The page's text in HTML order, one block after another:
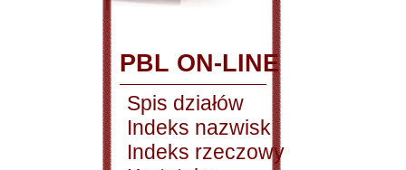
PBL ON-LINE
Spis działów
Indeks nazwisk
Indeks rzeczowy